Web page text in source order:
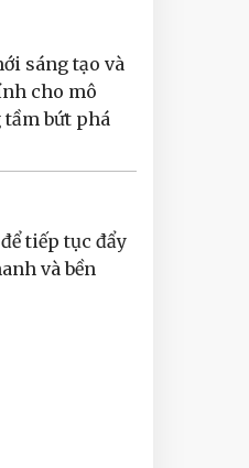
sáng tạo và
cho mô
bứt phá
tiếp tục đẩy
và bền